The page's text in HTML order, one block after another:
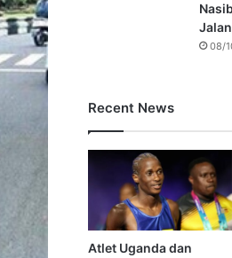
08/
Recent News
Atlet Uganda dan